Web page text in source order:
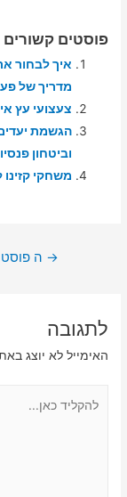
פוסטים
איך לבחור
מדריך של
צעצועי עץ
הגשמת
וביטחון
משחקי קזינו
ניווט
→ ה
לתגובה
האימייל לא יוצג